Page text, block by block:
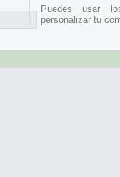
Puedes usar
personalizar tu